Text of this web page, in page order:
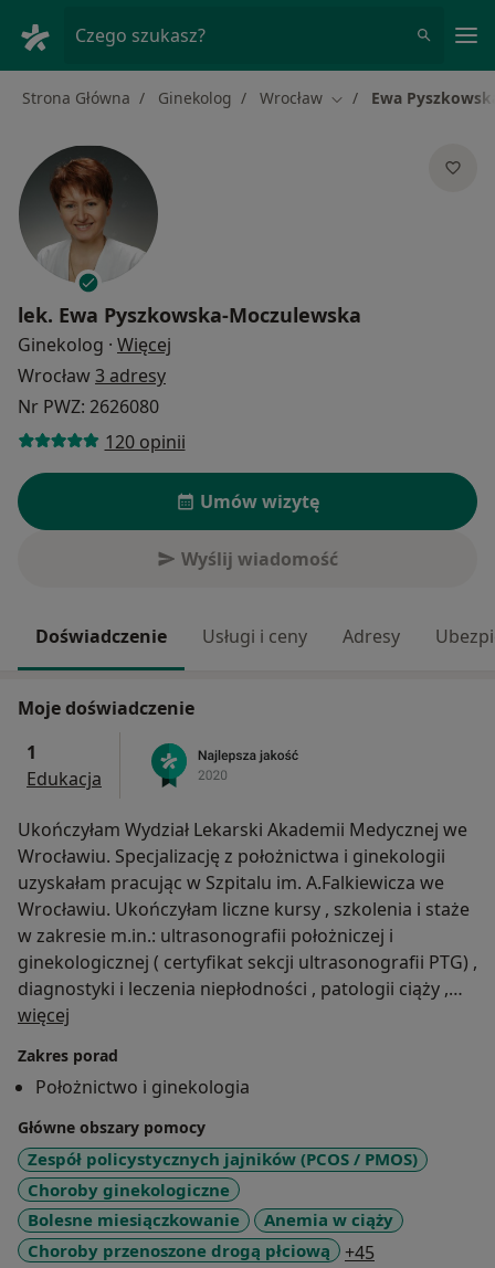
Czego szukasz?
Strona Główna Ginekolog Wrocław Zmień miasto
Ewa
lek. Ewa Pyszkowska-Moczulewska
Ginekolog · Więcej
Wrocław3 adresy
Nr PWZ: 2626080
120 opinii
Umów wizytę
Wyślij wiadomość
Doświadczenie Usługi i ceny Adresy
Moje doświadczenie
1
Edukacja
Ukończyłam Wydział Lekarski Akademii Medycznej we
Wrocławiu. Specjalizację z położnictwa i ginekologii
uzyskałam pracując w Szpitalu im. A.Falkiewicza we
Wrocławiu. Ukończyłam liczne kursy , szkolenia i staże
w zakresie m.in.: ultrasonografii położniczej i
ginekologicznej ( certyfikat sekcji ultrasonografii PTG) ,
diagnostyki i leczenia niepłodności , patologii ciąży ,
endokrynologii ginekologicznej, histeroskopii,
labioplastyki.
więcej
Zakres porad
Położnictwo i ginekologia
Główne obszary pomocy
Zespół policystycznych jajników (PCOS / PMOS)
Choroby ginekologiczne
Bolesne miesiączkowanie
Anemia w ciąży
Choroby przenoszone drogą płciową
+45